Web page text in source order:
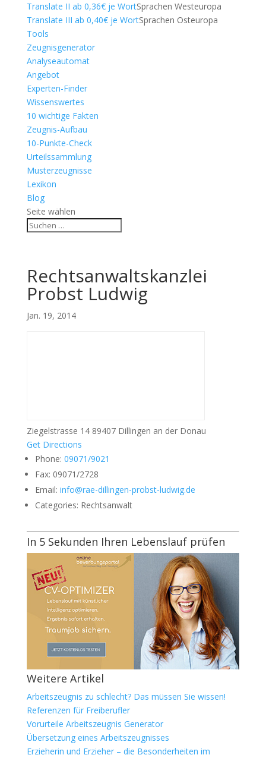
Translate II ab 0,36€ je WortSprachen Westeuropa
Translate III ab 0,40€ je WortSprachen Osteuropa
Tools
Zeugnisgenerator
Analyseautomat
Angebot
Experten-Finder
Wissenswertes
10 wichtige Fakten
Zeugnis-Aufbau
10-Punkte-Check
Urteilssammlung
Musterzeugnisse
Lexikon
Blog
Seite wählen
Rechtsanwaltskanzlei
Probst Ludwig
Jan. 19, 2014
Ziegelstrasse 14 89407 Dillingen an der Donau
Get Directions
Phone: 09071/9021
Fax: 09071/2728
Email: info@rae-dillingen-probst-ludwig.de
Categories: Rechtsanwalt
In 5 Sekunden Ihren Lebenslauf prüfen
Weitere Artikel
Arbeitszeugnis zu schlecht? Das müssen Sie wissen!
Referenzen für Freiberufler
Vorurteile Arbeitszeugnis Generator
Übersetzung eines Arbeitszeugnisses
Erzieherin und Erzieher – die Besonderheiten im